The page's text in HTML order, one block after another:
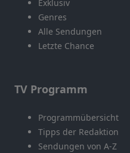
Exklusiv
Genres
Alle Sendungen
Letzte Chance
TV Programm
Programmübersicht
Tipps der Redaktion
Sendungen von A-Z